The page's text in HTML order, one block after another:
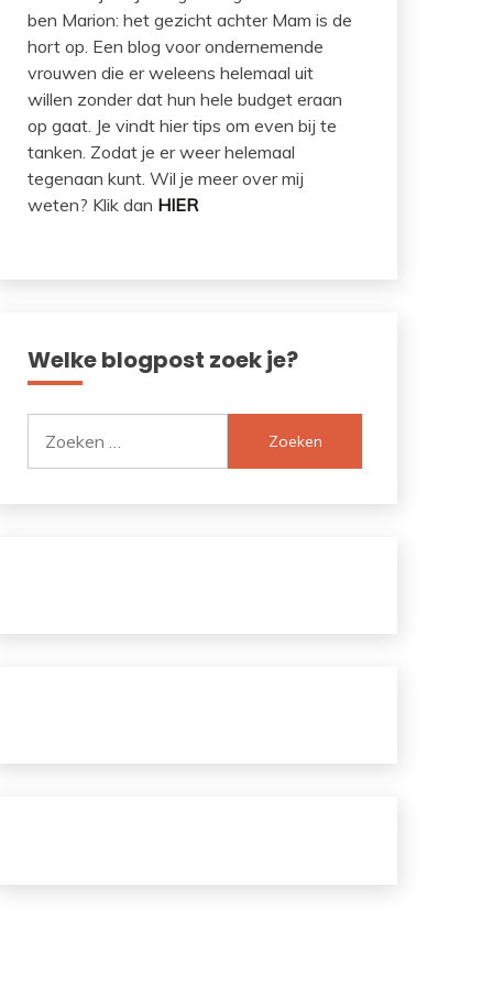
ben Marion: het gezicht achter Mam is de
hort op. Een blog voor ondernemende
vrouwen die er weleens helemaal uit
willen zonder dat hun hele budget eraan
op gaat. Je vindt hier tips om even bij te
tanken. Zodat je er weer helemaal
tegenaan kunt. Wil je meer over mij
weten? Klik dan HIER
Welke blogpost zoek je?
naar: